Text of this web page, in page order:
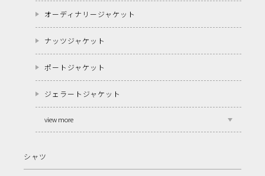
オーディナリージャケット
ナッツジャケット
ポートジャケット
ジェラートジャケット
view more
シャツ